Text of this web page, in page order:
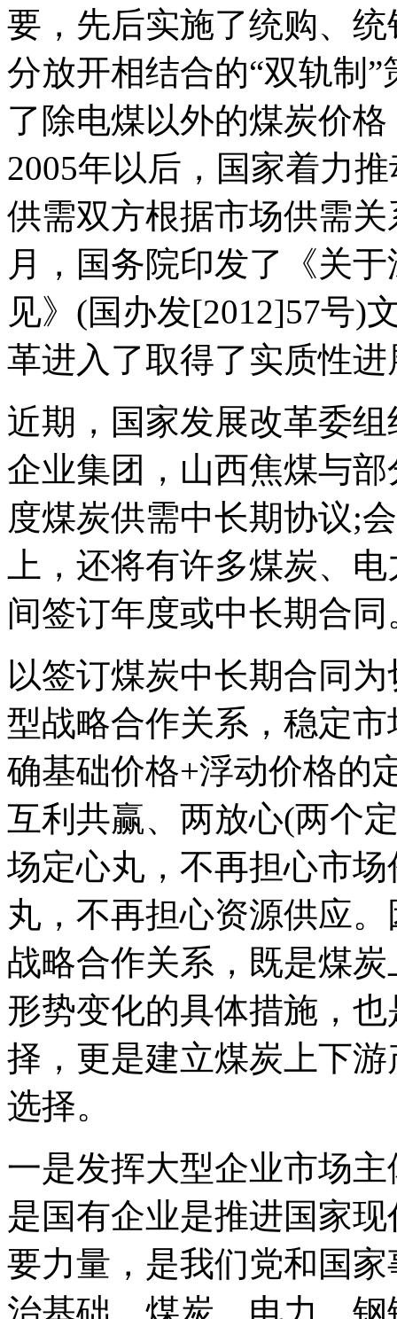
要，先后实施了统购、
分放开相结合的“双轨制
了除电煤以外的煤炭价
2005年以后，国家着力
供需双方根据市场供需
月，国务院印发了《关
见》(国办发[2012]57号)
革进入了取得了实质性进
近期，国家发展改革委
企业集团，山西焦煤与
度煤炭供需中长期协议;
上，还将有许多煤炭、
间签订年度或中长期合同
以签订煤炭中长期合同
型战略合作关系，稳定
确基础价格+浮动价格的
互利共赢、两放心(两个
场定心丸，不再担心市
丸，不再担心资源供应
战略合作关系，既是煤
形势变化的具体措施，
择，更是建立煤炭上下
选择。
一是发挥大型企业市场
是国有企业是推进国家
要力量，是我们党和国
治基础。煤炭、电力、